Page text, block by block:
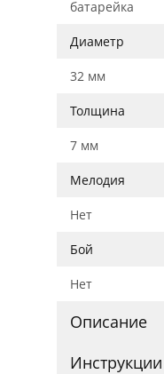
батарейка
Диаметр
32 мм
Толщина
7 мм
Мелодия
Нет
Бой
Нет
Описание
Инструкции